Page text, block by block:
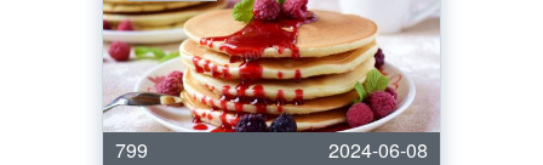
799
2024-06-08